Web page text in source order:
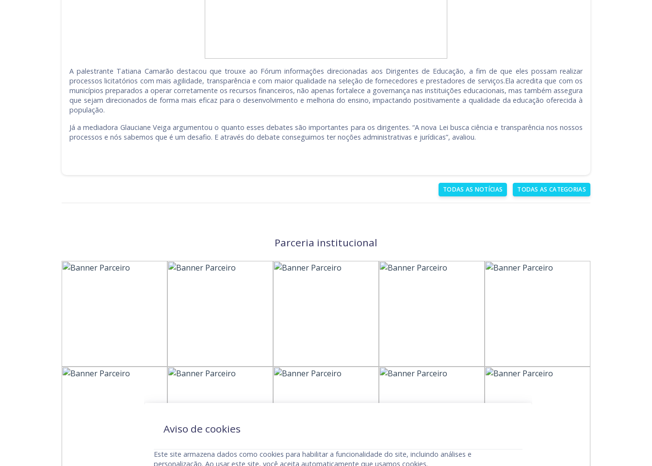
A palestrante Tatiana Camarão destacou que trouxe ao Fórum informações direcionadas aos Dirigentes de Educação, a fim de que eles possam realizar
processos licitatórios com mais agilidade, transparência e com maior qualidade na seleção de fornecedores e prestadores de serviços.Ela acredita que com os
municípios preparados a operar corretamente os recursos financeiros, não apenas fortalece a governança nas instituições educacionais, mas também assegura
que sejam direcionados de forma mais eficaz para o desenvolvimento e melhoria do ensino, impactando positivamente a qualidade da educação oferecida à
população.
Já a mediadora Glauciane Veiga argumentou o quanto esses debates são importantes para os dirigentes. “A nova Lei busca ciência e transparência nos nossos
processos e nós sabemos que é um desafio. E através do debate conseguimos ter noções administrativas e jurídicas”, avaliou.
TODAS AS NOTÍCIAS TODAS AS CATEGORIAS
Parceria institucional
Aviso de cookies
Este site armazena dados como cookies para habilitar a funcionalidade do site, incluindo análises e
personalização. Ao usar este site, você aceita automaticamente que usamos cookies.